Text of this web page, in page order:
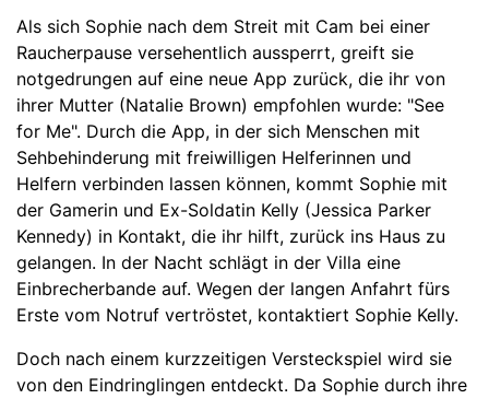
Als sich Sophie nach dem Streit mit Cam bei einer
Raucherpause versehentlich aussperrt, greift sie
notgedrungen auf eine neue App zurück, die ihr von
ihrer Mutter (Natalie Brown) empfohlen wurde: "See
for Me". Durch die App, in der sich Menschen mit
Sehbehinderung mit freiwilligen Helferinnen und
Helfern verbinden lassen können, kommt Sophie mit
der Gamerin und Ex-Soldatin Kelly (Jessica Parker
Kennedy) in Kontakt, die ihr hilft, zurück ins Haus zu
gelangen. In der Nacht schlägt in der Villa eine
Einbrecherbande auf. Wegen der langen Anfahrt fürs
Erste vom Notruf vertröstet, kontaktiert Sophie Kelly.
Doch nach einem kurzzeitigen Versteckspiel wird sie
von den Eindringlingen entdeckt. Da Sophie durch ihre